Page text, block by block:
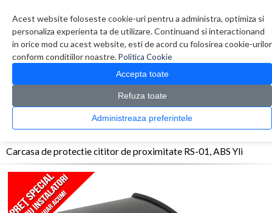
Acest website foloseste cookie-uri pentru a administra, optimiza si
personaliza experienta ta de utilizare. Continuand si interactionand
in orice mod cu acest website, esti de acord cu folosirea cookie-urilor
conform conditiilor noastre.Politica Cookie
Accepta toate
Refuza toate
Administreaza preferintele
0 produs(e)
CATALOG PRODUSE
Control Acces > Accesorii >
Carcasa de protectie cititor de proximitate
Carcasa de protectie cititor de proximitate RS-01, ABS Yli